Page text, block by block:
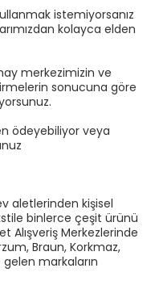
istemiyorsanız
kolayca elden
merkezimizin ve
sonucuna göre
ödeyebiliyor veya
aletlerinden kişisel
binlerce çeşit ürünü
Alışveriş Merkezlerinde
Braun, Korkmaz,
markaların